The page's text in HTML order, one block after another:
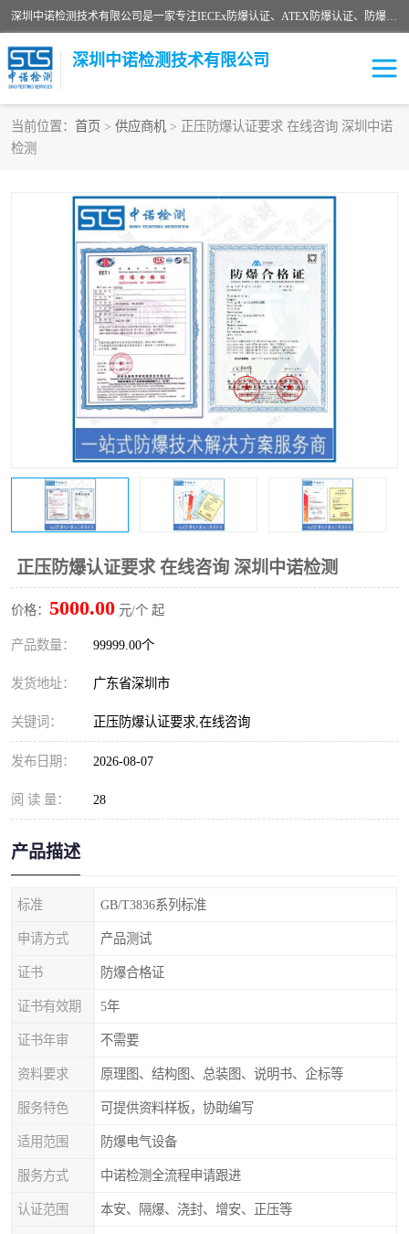
深圳中诺检测技术有限公司是一家专注IECEx防爆认证、ATEX防爆认证、防爆电气检测、防爆合格证、煤安认证等代理机构，可为客户提供从防爆设计、认证、现场检查、工程施工改造、培训等一站式服务。
深圳中诺检测技术有限公司
当前位置： 首页 > 供应商机 > 正压防爆认证要求 在线咨询 深圳中诺
检测
正压防爆认证要求 在线咨询 深圳中诺检测
价格： 5000.00 元/个 起
产品数量： 99999.00个
发货地址： 广东省深圳市
关键词： 正压防爆认证要求,在线咨询
发布日期： 2026-08-07
阅 读 量： 28
产品描述
标准 GB/T3836系列标准
申请方式 产品测试
证书 防爆合格证
证书有效期 5年
证书年审 不需要
资料要求 原理图、结构图、总装图、说明书、企标等
服务特色 可提供资料样板，协助编写
适用范围 防爆电气设备
服务方式 中诺检测全流程申请跟进
认证范围 本安、隔爆、浇封、增安、正压等
ATEX防爆认证
防爆3C认证 现场防爆检测
防爆工程 煤安矿安
IECEx防爆认证 防爆设计
防爆资质证书 各国防爆认证
防爆培训 SIL认证
防爆电气检测机构 防爆合格证代理机构